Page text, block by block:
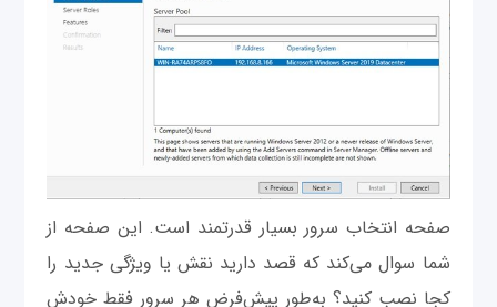
صفحه انتخاب سرور بسیار قدرتمند است. این صفحه از
شما سوال می‌کند که قصد دارید نقش یا ویژگی جدید را
کجا نصب کنید؟ به‌طور پیش‌فرض هر سرور فقط خودش